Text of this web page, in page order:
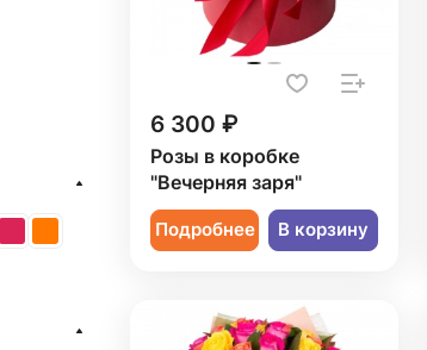
6 300 ₽
Розы в коробке
"Вечерняя заря"
Подробнее В корзину